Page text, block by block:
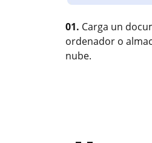
01. Carga un
ordenador o
nube.